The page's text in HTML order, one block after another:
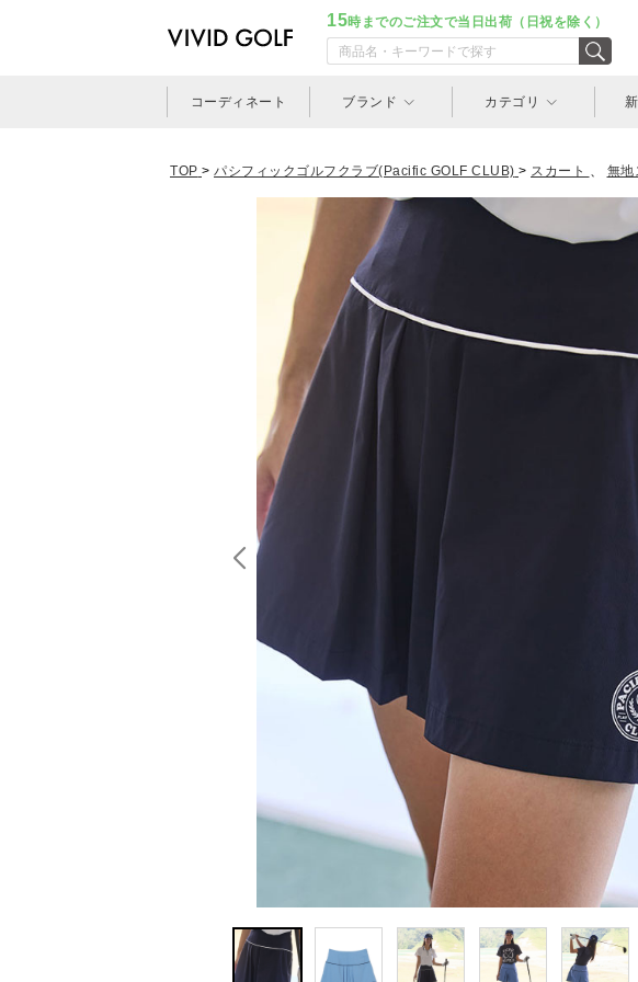
15時までのご注文で当日出荷（日祝を除く）
コーディネート ブランド カテゴリ
TOP > パシフィックゴルフクラブ(Pacific GOLF CLUB) > スカート 、 無地